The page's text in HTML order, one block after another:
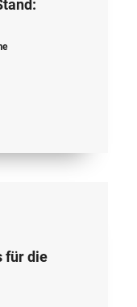
für die